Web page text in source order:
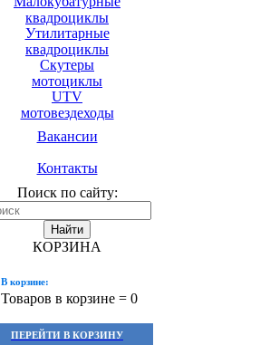
квадроциклы
Утилитарные
квадроциклы
Скутеры
мотоциклы
UTV
мотовездеходы
Вакансии
Контакты
Поиск по сайту:
Найти
КОРЗИНА
В корзине:
Товаров в корзине = 0
ПЕРЕЙТИ В КОРЗИНУ